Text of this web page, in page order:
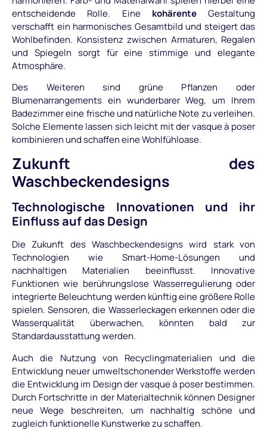
entscheidende Rolle. Eine kohärenteGestaltung
verschafft ein harmonisches Gesamtbild und steigert das
Wohlbefinden. Konsistenz zwischen Armaturen, Regalen
und Spiegeln sorgt für eine stimmige und elegante
Atmosphäre.
Des Weiteren sind grüne Pflanzen oder
Blumenarrangements ein wunderbarer Weg, um Ihrem
Badezimmer eine frische und natürliche Note zu verleihen.
Solche Elemente lassen sich leicht mit der vasque à poser
kombinieren und schaffen eine Wohlfühloase.
Zukunft des
Waschbeckendesigns
Technologische Innovationen und ihr
Einfluss auf das Design
Die Zukunft des Waschbeckendesigns wird stark von
Technologien wie Smart-Home-Lösungen und
nachhaltigen Materialien beeinflusst. Innovative
Funktionen wie berührungslose Wasserregulierung oder
integrierte Beleuchtung werden künftig eine größere Rolle
spielen. Sensoren, die Wasserleckagen erkennen oder die
Wasserqualität überwachen, könnten bald zur
Standardausstattung werden.
Auch die Nutzung von Recyclingmaterialien und die
Entwicklung neuer umweltschonender Werkstoffe werden
die Entwicklung im Design der vasque à poser bestimmen.
Durch Fortschritte in der Materialtechnik können Designer
neue Wege beschreiten, um nachhaltig schöne und
zugleich funktionelle Kunstwerke zu schaffen.